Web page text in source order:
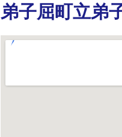
弟子屈町立弟